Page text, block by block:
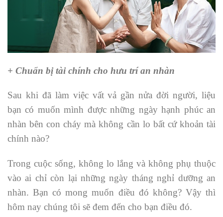
+ Chuẩn bị tài chính cho hưu trí an nhàn
Sau khi đã làm việc vất vả gần nửa đời người, liệu
bạn có muốn mình được những ngày hạnh phúc an
nhàn bên con cháy mà không cần lo bất cứ khoản tài
chính nào?
Trong cuộc sống, không lo lắng và không phụ thuộc
vào ai chỉ còn lại những ngày tháng nghỉ dưỡng an
nhàn. Bạn có mong muốn điều đó không? Vậy thì
hôm nay chúng tôi sẽ đem đến cho bạn điều đó.